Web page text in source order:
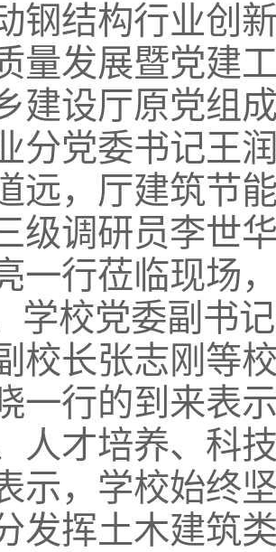
钢结构行业创
量发展暨党建
建设厅原党组
分党委书记王
远，厅建筑节
级调研员李世
一行莅临现场
学校党委副书
校长张志刚等
一行的到来表
人才培养、科
示，学校始终
发挥土木建筑